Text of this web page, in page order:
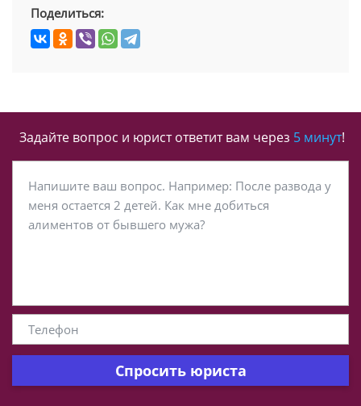
Поделиться:
Задайте вопрос и юрист ответит вам через 5 минут!
Спросить юриста